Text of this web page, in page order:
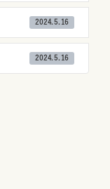
2024.5.16
2024.5.16